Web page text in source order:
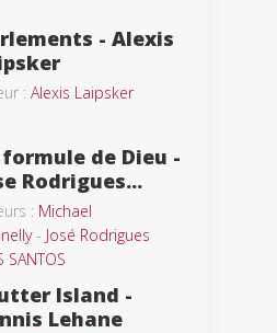
- Alexis
: Alexis Laipsker
formule de Dieu -
Rodrigues...
: Michael
- José Rodrigues
SANTOS
Island -
Lehane